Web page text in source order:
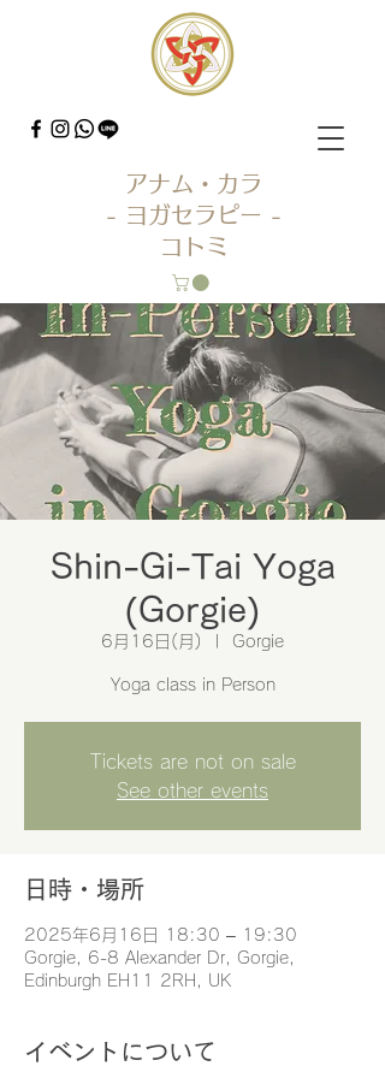
アナム・カラ
- ヨガセラピー -
コトミ
Shin-Gi-Tai Yoga
(Gorgie)
6月16日(月) Gorgie
Yoga class in Person
Tickets are not on sale
See other events
日時・場所
2025年6月16日 18:30 – 19:30
Gorgie, 6-8 Alexander Dr, Gorgie,
Edinburgh EH11 2RH, UK
イベントについて